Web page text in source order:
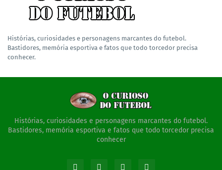
Histórias, curiosidades e personagens marcantes do futebol.
Bastidores, memória esportiva e fatos que todo torcedor precisa
conhecer.
Histórias, curiosidades e personagens marcantes do futebol.
Bastidores, memória esportiva e fatos que todo torcedor precisa
conhecer